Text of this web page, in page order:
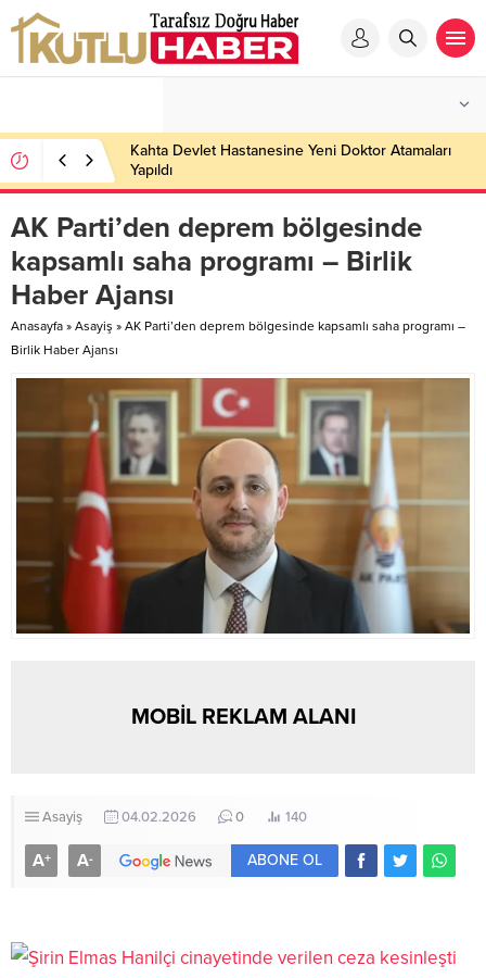
Kahta Devlet Hastanesine Yeni Doktor Atamaları
Yapıldı
AK Parti’den deprem bölgesinde
kapsamlı saha programı – Birlik
Haber Ajansı
Anasayfa » Asayiş » AK Parti’den deprem bölgesinde kapsamlı saha programı –
Birlik Haber Ajansı
MOBİL REKLAM ALANI
Asayiş 04.02.2026 0 140
A+ A- ABONE OL